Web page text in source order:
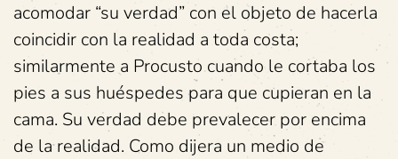
acomodar “su verdad” con el objeto de hacerla
coincidir con la realidad a toda costa;
similarmente a Procusto cuando le cortaba los
pies a sus huéspedes para que cupieran en la
cama. Su verdad debe prevalecer por encima
de la realidad. Como dijera un medio de